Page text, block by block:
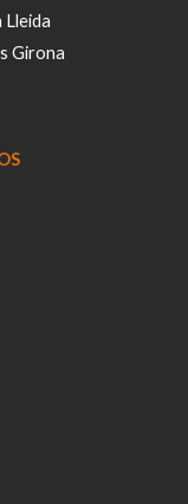
Lleida
Girona